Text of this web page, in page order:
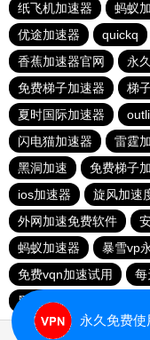
纸飞机加速器
蚂蚁
优途加速器
quickq
香蕉加速器官网
永
免费梯子加速器
梯
夏时国际加速器
闪电猫加速器
雷霆
黑洞加速
免费梯子
ios加速器
旋风加速
外网加速免费软件
蚂蚁加速器
暴雪vp
免费vqn加速试用
每
黑洞官网
永久免费